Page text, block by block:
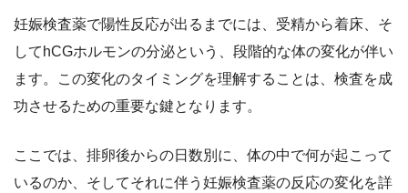
妊娠検査薬で陽性反応が出るまでには、受精から着床、そ
してhCGホルモンの分泌という、段階的な体の変化が伴い
ます。この変化のタイミングを理解することは、検査を成
功させるための重要な鍵となります。
ここでは、排卵後からの日数別に、体の中で何が起こって
いるのか、そしてそれに伴う妊娠検査薬の反応の変化を詳